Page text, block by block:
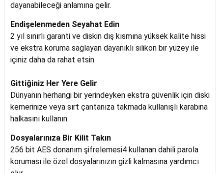
dayanabileceği anlamına gelir.
Endişelenmeden Seyahat Edin
2 yıl sınırlı garanti ve diskin dış kısmına yüksek kalite hissi
ve ekstra koruma sağlayan dayanıklı silikon bir yüzey ile
içiniz daha da rahat etsin.
Gittiğiniz Her Yere Gelir
Dünyanın herhangi bir yerindeyken ekstra güvenlik için diski
kemerinize veya sırt çantanıza takmada kullanışlı karabina
halkasını kullanın.
Dosyalarınıza Bir Kilit Takın
256 bit AES donanım şifrelemesi4 kullanan dahili parola
koruması ile özel dosyalarınızın gizli kalmasına yardımcı